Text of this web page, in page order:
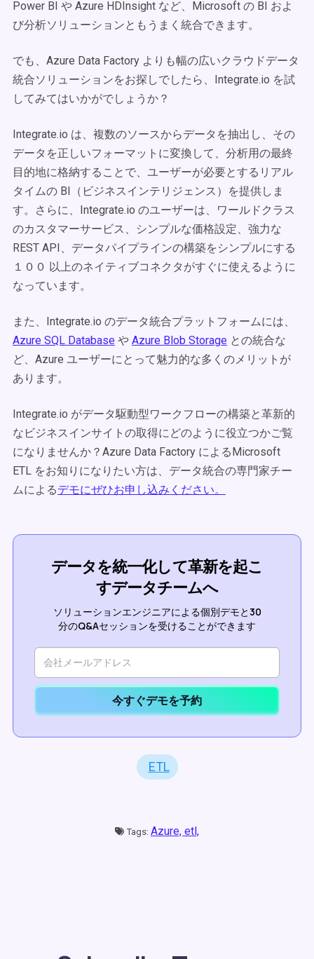
Power BI や Azure HDInsight など、Microsoft の BI およ
び分析ソリューションともうまく統合できます。
でも、Azure Data Factory よりも幅の広いクラウドデータ
統合ソリューションをお探しでしたら、Integrate.io を試
してみてはいかがでしょうか？
Integrate.io は、複数のソースからデータを抽出し、その
データを正しいフォーマットに変換して、分析用の最終
目的地に格納することで、ユーザーが必要とするリアル
タイムの BI（ビジネスインテリジェンス）を提供しま
す。さらに、Integrate.io のユーザーは、ワールドクラス
のカスタマーサービス、シンプルな価格設定、強力な
REST API、データパイプラインの構築をシンプルにする
１００ 以上のネイティブコネクタがすぐに使えるように
なっています。
また、Integrate.io のデータ統合プラットフォームには、
Azure SQL Database や Azure Blob Storage との統合な
ど、Azure ユーザーにとって魅力的な多くのメリットが
あります。
Integrate.io がデータ駆動型ワークフローの構築と革新的
なビジネスインサイトの取得にどのように役立つかご覧
になりませんか？Azure Data Factory によるMicrosoft
ETL をお知りになりたい方は、データ統合の専門家チー
ムによるデモにぜひお申し込みください。
データを統一化して革新を起こ
すデータチームへ
ソリューションエンジニアによる個別デモと30
分のQ&Aセッションを受けることができます
今すぐデモを予約
ETL
Tags: Azure, etl,